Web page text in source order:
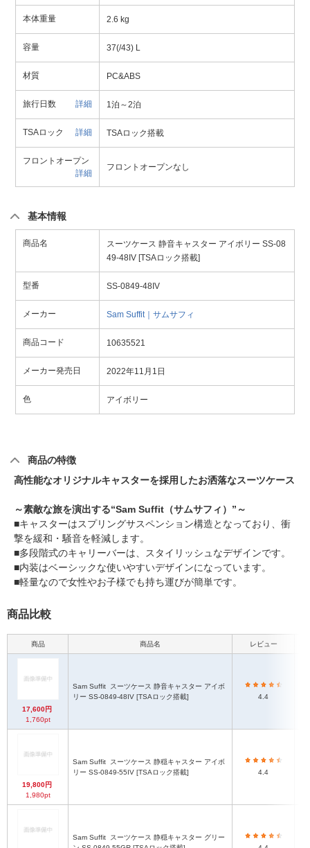
本体重量 2.6 kg
容量 37(/43) L
材質 PC&ABS
旅行日数 詳細 1泊～2泊
TSAロック 詳細 TSAロック搭載
フロントオープン
詳細
フロントオープンなし
基本情報
商品名
スーツケース 静音キャスター アイボリー SS-08
49-48IV [TSAロック搭載]
型番 SS-0849-48IV
メーカー Sam Suffit｜サムサフィ
商品コード 10635521
メーカー発売日 2022年11月1日
色 アイボリー
商品の特徴
高性能なオリジナルキャスターを採用したお洒落なスーツケース
～素敵な旅を演出する“Sam Suffit（サムサフィ）”～
■キャスターはスプリングサスペンション構造となっており、衝
撃を緩和・騒音を軽減します。
■多段階式のキャリーバーは、スタイリッシュなデザインです。
■内装はベーシックな使いやすいデザインになっています。
■軽量なので女性やお子様でも持ち運びが簡単です。
商品比較
商品 商品名 レビュー
17,600円
1,760pt
Sam Suffit
リー SS-0849-48IV [TSAロック搭載]
4.4
19,800円
1,980pt
Sam Suffit
リー SS-0849-55IV [TSAロック搭載]
4.4
Sam Suffit